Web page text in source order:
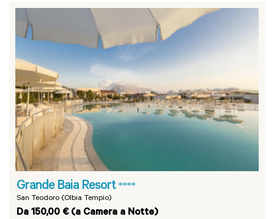
Grande Baia Resort ****
San Teodoro (Olbia Tempio)
Da 150,00 € (a Camera a Notte)